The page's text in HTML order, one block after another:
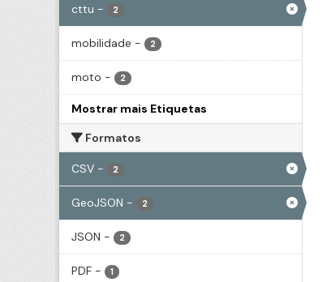
cttu - 2
mobilidade - 2
moto - 2
Mostrar mais Etiquetas
Formatos
CSV - 2
GeoJSON - 2
JSON - 2
PDF - 1